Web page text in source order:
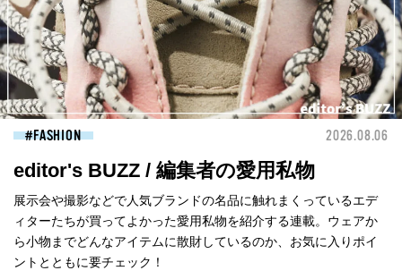
FASHION 2026.08.06
editor's BUZZ / 編集者の愛用私物
展示会や撮影などで人気ブランドの名品に触れまくっているエデ
ィターたちが買ってよかった愛用私物を紹介する連載。ウェアか
ら小物までどんなアイテムに散財しているのか、お気に入りポイ
ントとともに要チェック！